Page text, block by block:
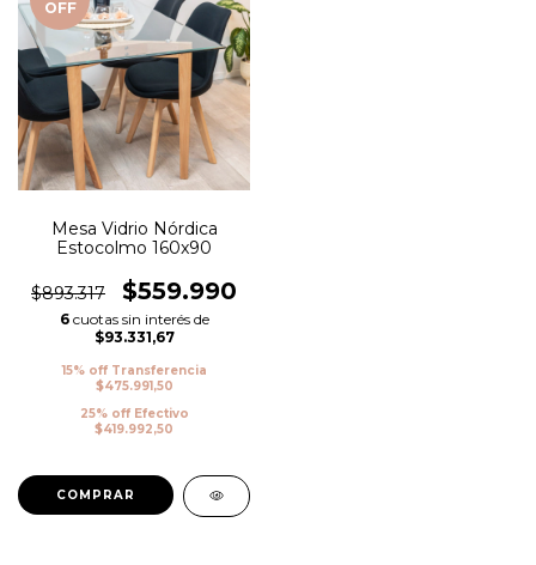
OFF
Mesa Vidrio Nórdica
Estocolmo 160x90
$893.317 $559.990
6 cuotas sin interés de
$93.331,67
15% off Transferencia
$475.991,50
25% off Efectivo
$419.992,50
COMPRAR